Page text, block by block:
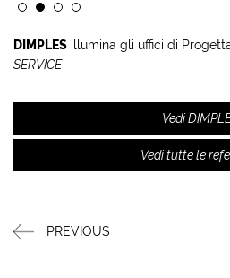
DIMPLES illumina gli uffici di
SERVICE
Vedi
Vedi tutte le
PREVIOUS